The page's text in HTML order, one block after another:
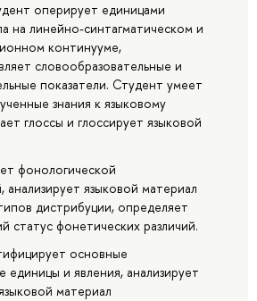
оперирует единицами
на линейно-синтагматическом и
континууме,
словообразовательные и
показатели. Студент умеет
знания к языковому
глоссы и глоссирует языковой
фонологической
анализирует языковой материал
дистрибуции, определяет
статус фонетических различий.
основные
единицы и явления, анализирует
материал